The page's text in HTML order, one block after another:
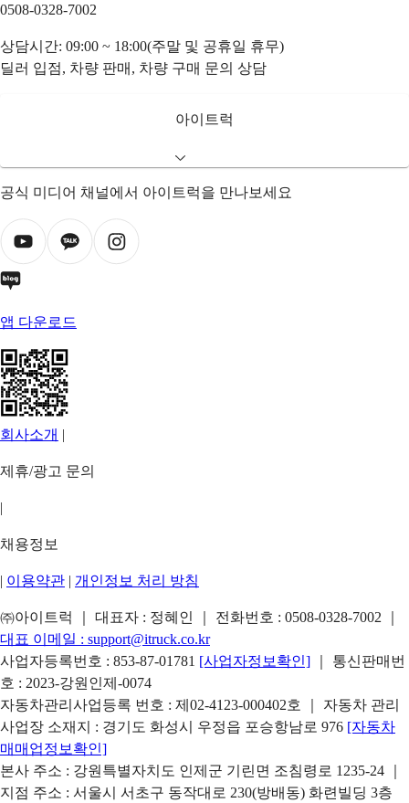
0508-0328-7002
상담시간: 09:00 ~ 18:00(주말 및 공휴일 휴무)
딜러 입점, 차량 판매, 차량 구매 문의 상담
아이트럭
공식 미디어 채널에서 아이트럭을 만나보세요
앱 다운로드
회사소개 |
제휴/광고 문의
|
채용정보
| 이용약관 | 개인정보 처리 방침
㈜아이트럭 ｜ 대표자 : 정혜인 ｜ 전화번호 : 0508-0328-7002
대표 이메일 : support@itruck.co.kr
사업자등록번호 : 853-87-01781 [사업자정보확인]
｜ 통신판매번
호 : 2023-강원인제-0074
자동차관리사업등록 번호 : 제02-4123-000402호 ｜ 자동차 관리
사업장 소재지 : 경기도 화성시 우정읍 포승항남로 976 [자동차
매매업정보확인]
본사 주소 : 강원특별자치도 인제군 기린면 조침령로 1235-24 ｜
지점 주소 : 서울시 서초구 동작대로 230(방배동) 화련빌딩 3층